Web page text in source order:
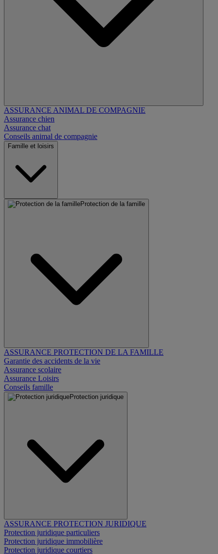
ASSURANCE ANIMAL DE COMPAGNIE
Assurance chien
Assurance chat
Conseils animal de compagnie
Famille et loisirs
Protection de la famille
ASSURANCE PROTECTION DE LA FAMILLE
Garantie des accidents de la vie
Assurance scolaire
Assurance Loisirs
Conseils famille
Protection juridique
ASSURANCE PROTECTION JURIDIQUE
Protection juridique particuliers
Protection juridique immobilière
Protection juridique courtiers